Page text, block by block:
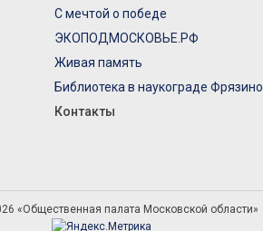
С мечтой о победе
ЭКОПОДМОСКОВЬЕ.РФ
Живая память
Библиотека в наукограде Фрязино
Контакты
«Общественная палата Московской области»